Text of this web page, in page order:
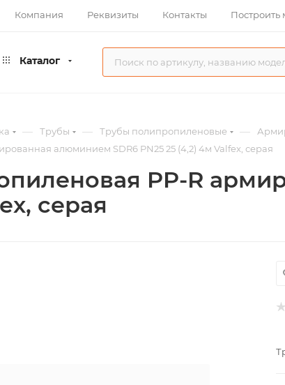
Компания Реквизиты Контакты Построить
Каталог
— Трубы — Трубы полипропиленовые —
алюминием SDR6 PN25 25 (4,2) 4м Valfex, серая
PP-R
серая